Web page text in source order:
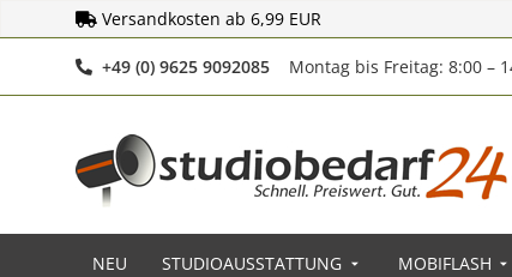
Versandkosten ab 6,99 EUR
+49 (0) 9625 9092085Telefonnummer
Montag bis Freitag: 8:00 –
NEU STUDIOAUSSTATTUNG MOBIFLASH